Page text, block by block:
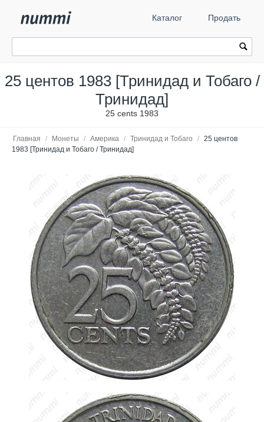
Каталог Продать
25 центов 1983 [Тринидад и Тобаго /
Тринидад]
25 cents 1983
Главная / Монеты / Америка / Тринидад и Тобаго / 25 центов
1983 [Тринидад и Тобаго / Тринидад]